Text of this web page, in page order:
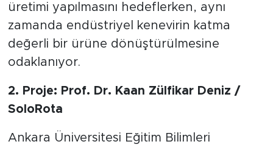
üretimi yapılmasını hedeflerken, aynı
zamanda endüstriyel kenevirin katma
değerli bir ürüne dönüştürülmesine
odaklanıyor.
2. Proje: Prof. Dr. Kaan Zülfikar Deniz /
SoloRota
Ankara Üniversitesi Eğitim Bilimleri